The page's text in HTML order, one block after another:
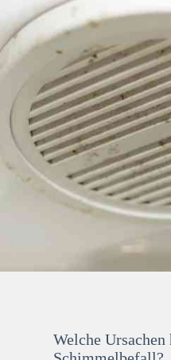
Welche Ursachen